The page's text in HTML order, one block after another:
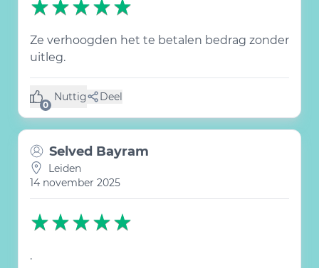
Ze verhoogden het te betalen bedrag zonder
uitleg.
0
Nuttig
(0 like) Deel
Selved Bayram
Leiden
14 november 2025
.